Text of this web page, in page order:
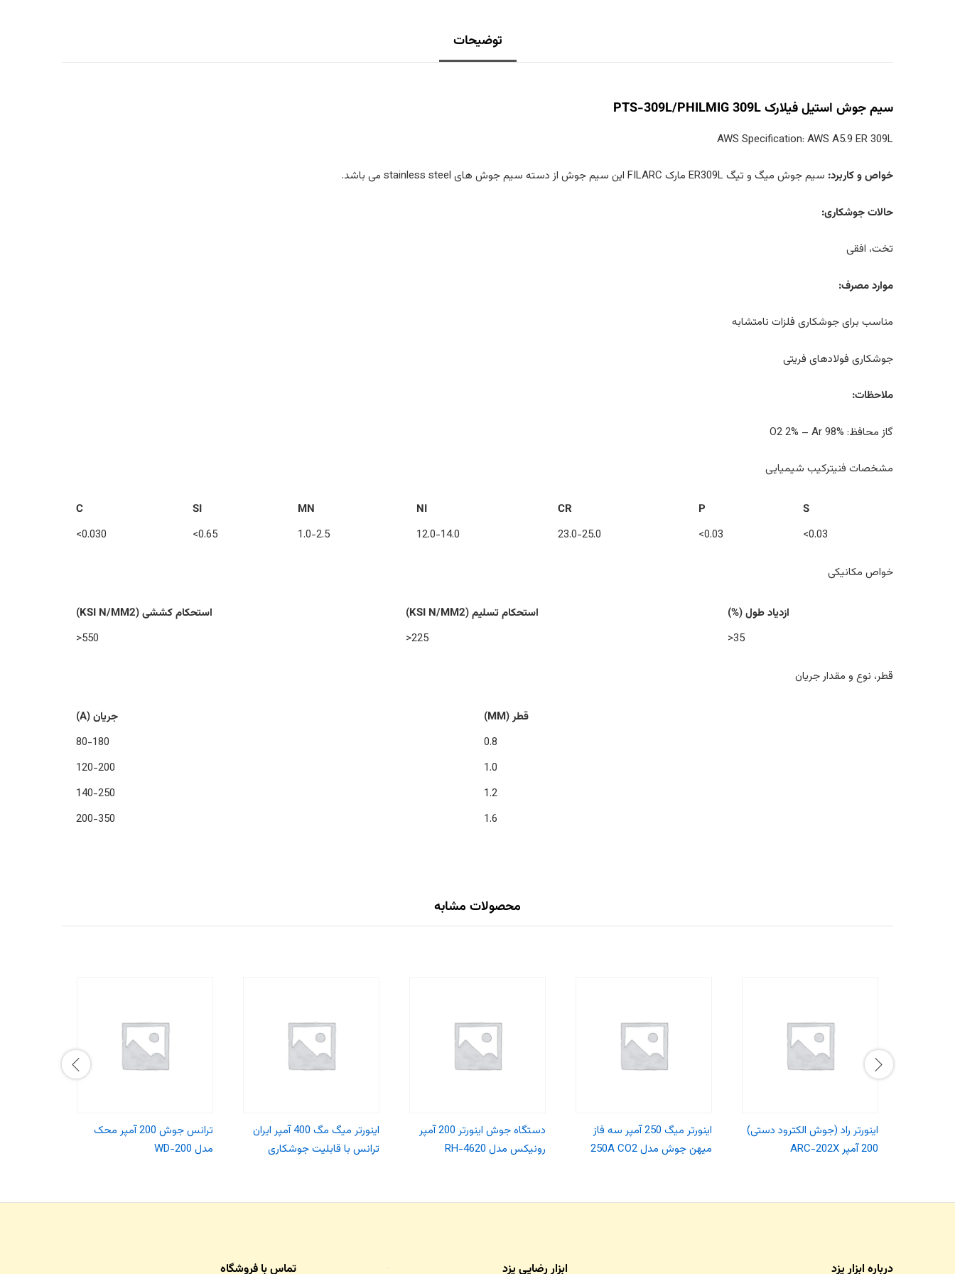
توضیحات
سیم جوش استیل فیلارک PTS-309L/PHILMIG 309L
AWS Specification: AWS A5.9 ER 309L
خواص و کاربرد: سیم جوش میگ و تیگ ER309L مارک FILARC این سیم جوش از دسته سیم جوش های stainless steel می باشد.
حالات جوشکاری:
تخت، افقی
موارد مصرف:
مناسب برای جوشکاری فلزات نامتشابه
جوشکاری فولادهای فریتی
ملاحظات:
گاز محافظ: O2 2% – Ar 98%
مشخصات فنیترکیب شیمیایی
S
P
CR
NI
MN
SI
C
0.03>
0.03>
23.0-25.0
12.0-14.0
1.0-2.5
0.65>
0.030>
خواص مکانیکی
ازدیاد طول (%) استحکام تسلیم (KSI N/MM2)
استحکام کششی (KSI N/MM2)
35<
225<
550<
قطر، نوع و مقدار جریان
قطر (MM)
جریان (A)
0.8
80-180
1.0
120-200
1.2
140-250
1.6
200-350
محصولات مشابه
اینورتر راد (جوش الکترود دستی)
200 آمپر ARC-202X
اینورتر میگ 250 آمپر سه فاز
میهن جوش مدل 250A CO2
دستگاه جوش اینورتر 200 آمپر
رونیکس مدل RH-4620
اینورتر میگ مگ 400 آمپر ایران
ترانس با قابلیت جوشکاری
ترانس جوش 200 آمپر محک
مدل WD-200
درباره ابزار یزد ابزار رضایی یزد تماس با فروشگاه